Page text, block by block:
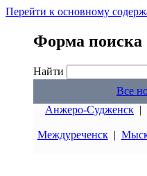
Перейти к основному
Форма поиска
Найти
Все
Анжеро-Судженск |
Междуреченск|